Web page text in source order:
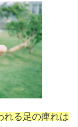
れる足の痺れは